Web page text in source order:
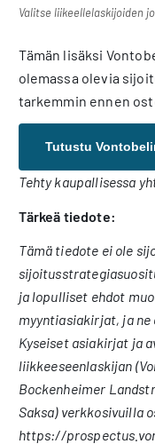
Valitse liikeellelaskijoiden
Tämän lisäksi
olemassa olevia
tarkemmin ennen
Tutustu
Tehty kaupallisessa
Tärkeä tiedote:
Tämä tiedote ei ole
ja lopulliset ehdot
myyntiasiakirjat, ja
Kyseiset asiakirjat ja
liikkeeseenlaskijan
Bockenheimer
Saksa) verkkosivuilla
https://